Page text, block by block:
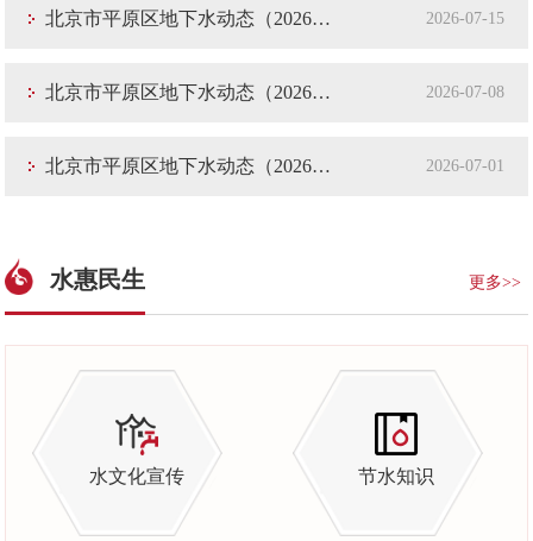
​北京市平原区地下水动态（2026年7月第2期） 2026-07-15
​北京市平原区地下水动态（2026年7月第1期） 2026-07-08
​北京市平原区地下水动态（2026年6月第4期） 2026-07-01
水惠民生 更多>>
水文化宣传 节水知识